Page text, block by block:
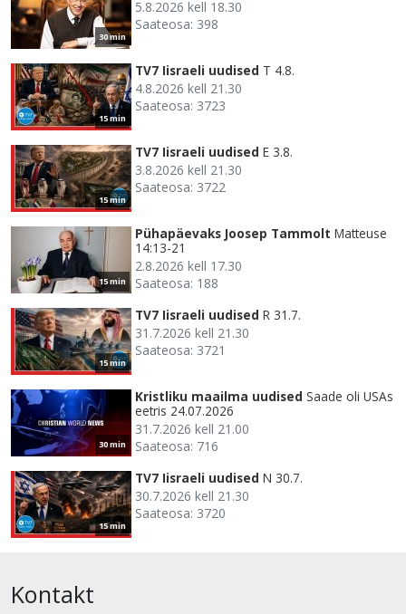
30 min
5.8.2026 kell 18.30
Saateosa: 398
15 min
TV7 Iisraeli uudised T 4.8.
4.8.2026 kell 21.30
Saateosa: 3723
15 min
TV7 Iisraeli uudised E 3.8.
3.8.2026 kell 21.30
Saateosa: 3722
15 min
Pühapäevaks Joosep Tammolt Matteuse
14:13-21
2.8.2026 kell 17.30
Saateosa: 188
15 min
TV7 Iisraeli uudised R 31.7.
31.7.2026 kell 21.30
Saateosa: 3721
30 min
Kristliku maailma uudised Saade oli USAs
eetris 24.07.2026
31.7.2026 kell 21.00
Saateosa: 716
15 min
TV7 Iisraeli uudised N 30.7.
30.7.2026 kell 21.30
Saateosa: 3720
Kontakt